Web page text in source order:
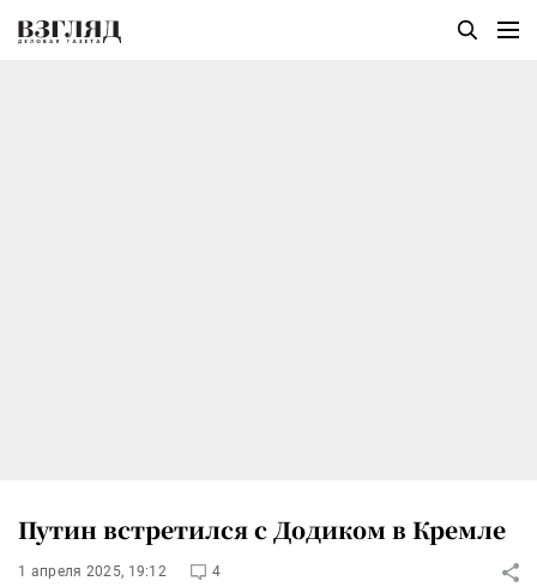
Путин встретился с Додиком в Кремле
1 апреля 2025, 19:12 4